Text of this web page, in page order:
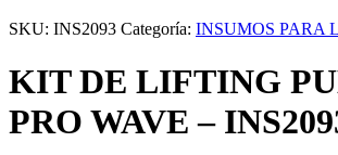
SKU: INS2093 Categoría: INSUMOS PARA
KIT DE LIFTING
PRO WAVE –